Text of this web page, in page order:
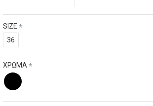
SIZE
36
ΧΡΩΜΑ